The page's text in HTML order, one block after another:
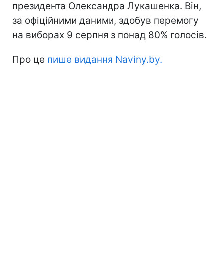
президента Олександра Лукашенка. Він,
за офіційними даними, здобув перемогу
на виборах 9 серпня з понад 80% голосів.
Про це пише видання Naviny.by.